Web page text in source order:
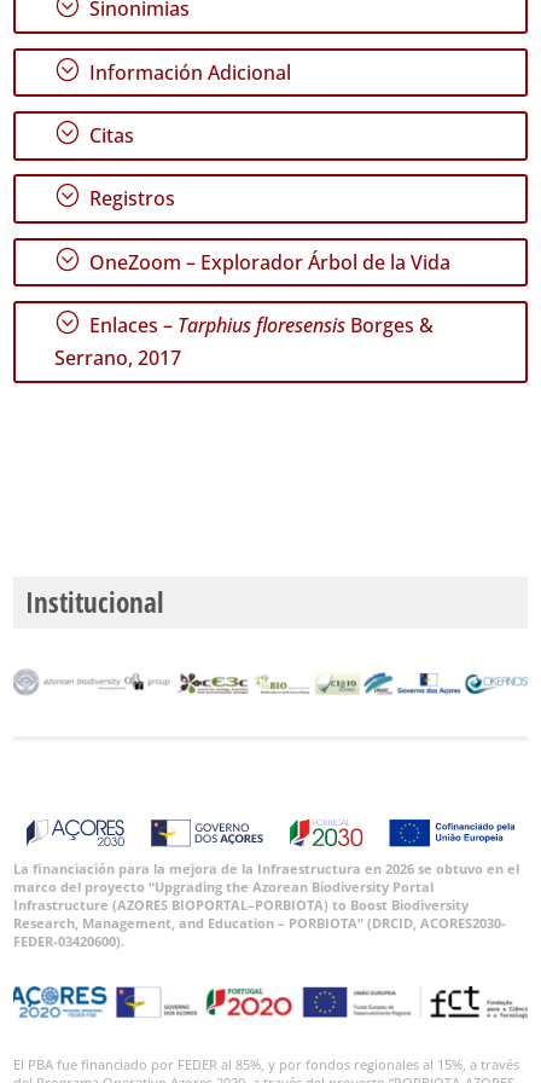
GBIF -
Ocurrencias
🔗 GBIF
España
World
; Sinonimias
; Información Adicional
; Citas
; Registros
; OneZoom – Explorador Árbol de la Vida
; Enlaces – Tarphius floresensis Borges &
Serrano, 2017
Institucional
La financiación para la mejora de la Infraestructura en 2026 se obtuvo en el
marco del proyecto “Upgrading the Azorean Biodiversity Portal
Infrastructure (AZORES BIOPORTAL–PORBIOTA) to Boost Biodiversity
Research, Management, and Education – PORBIOTA” (DRCID, ACORES2030-
FEDER-03420600).
El PBA fue financiado por FEDER al 85%, y por fondos regionales al 15%, a través